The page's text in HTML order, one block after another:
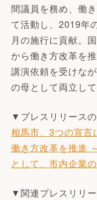
間議員を務め、働
て活動し、2019年
月の施行に貢献。
から働き方改革を
講演依頼を受けな
の母として両立して
▼プレスリリース
相馬市、3つの宣言
働き方改革を推進
として、市内企業
▼関連プレスリリ